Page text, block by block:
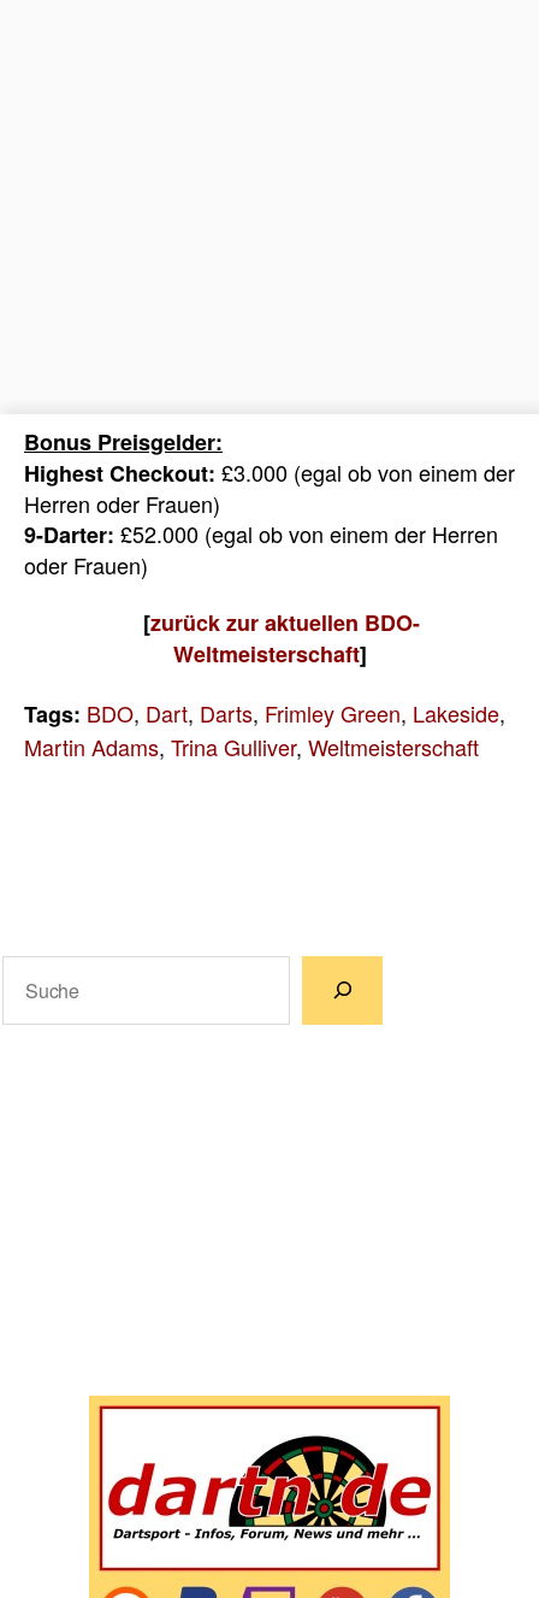
Bonus Preisgelder:
Highest Checkout: £3.000 (egal ob von einem der
Herren oder Frauen)
9-Darter: £52.000 (egal ob von einem der Herren
oder Frauen)
[zurück zur aktuellen BDO-
Weltmeisterschaft]
Tags: BDO, Dart, Darts, Frimley Green, Lakeside,
Martin Adams, Trina Gulliver, Weltmeisterschaft